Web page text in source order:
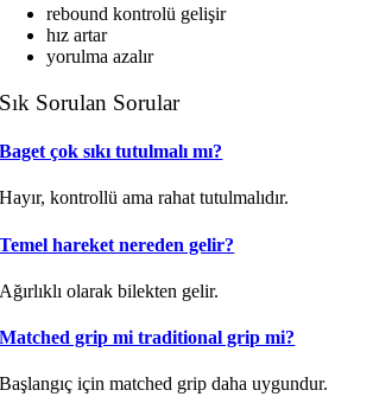
rebound kontrolü gelişir
hız artar
yorulma azalır
Sık Sorulan Sorular
Baget çok sıkı tutulmalı mı?
Hayır, kontrollü ama rahat tutulmalıdır.
Temel hareket nereden gelir?
Ağırlıklı olarak bilekten gelir.
Matched grip mi traditional grip mi?
Başlangıç için matched grip daha uygundur.